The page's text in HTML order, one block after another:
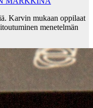
Karvin mukaan oppilaat
menetelmän